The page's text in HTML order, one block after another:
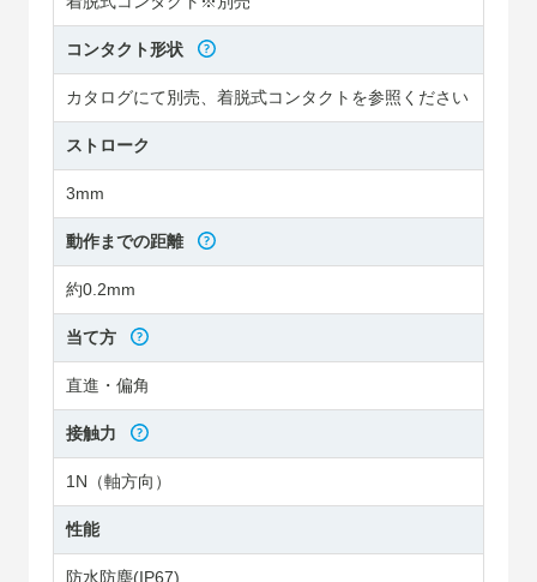
コンタクト形状
カタログにて別売、着脱式コンタクトを参照ください
ストローク
3mm
動作までの距離
約0.2mm
当て方
直進・偏角
接触力
1N（軸方向）
性能
防水防塵(IP67)